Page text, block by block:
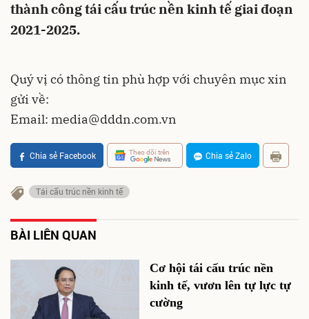
thành công tái cấu trúc nền kinh tế giai đoạn
2021-2025.
Quý vị có thông tin phù hợp với chuyên mục xin
gửi về:
Email: media@dddn.com.vn
Chia sẻ Facebook Theo dõi trên Chia sẻ Zalo
Tái cấu trúc nền kinh tế
BÀI LIÊN QUAN
Cơ hội tái cấu trúc nền
kinh tế, vươn lên tự lực tự
cường